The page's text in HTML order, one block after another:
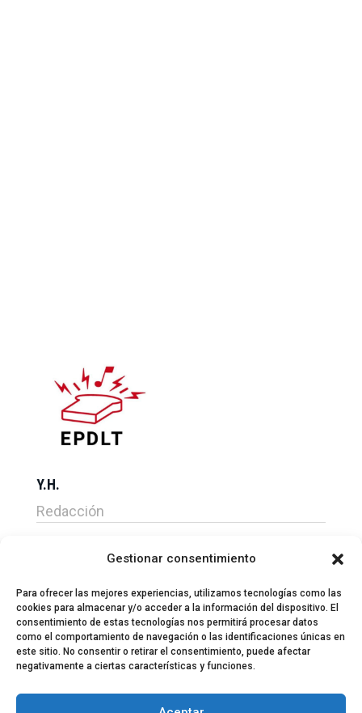
Gestionar consentimiento
Para ofrecer las mejores experiencias, utilizamos tecnologías como las
cookies para almacenar y/o acceder a la información del dispositivo. El
consentimiento de estas tecnologías nos permitirá procesar datos
como el comportamiento de navegación o las identificaciones únicas en
este sitio. No consentir o retirar el consentimiento, puede afectar
negativamente a ciertas características y funciones.
Y.H.
Redacción